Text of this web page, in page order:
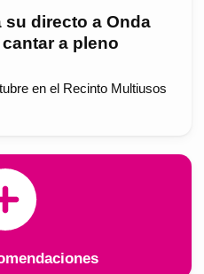
directo a Onda
a pleno
en el Recinto Multiusos